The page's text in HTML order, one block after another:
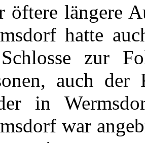
öftere längere
hatte
zur
auch
in
war